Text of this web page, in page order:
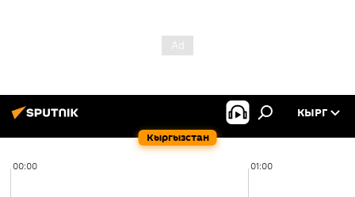
Кыргызстан
КЫРГ
00:00 01:00